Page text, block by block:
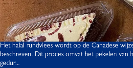
Het halal rundvlees wordt op de Canadese
beschreven. Dit proces omvat het pekelen van
gedur...